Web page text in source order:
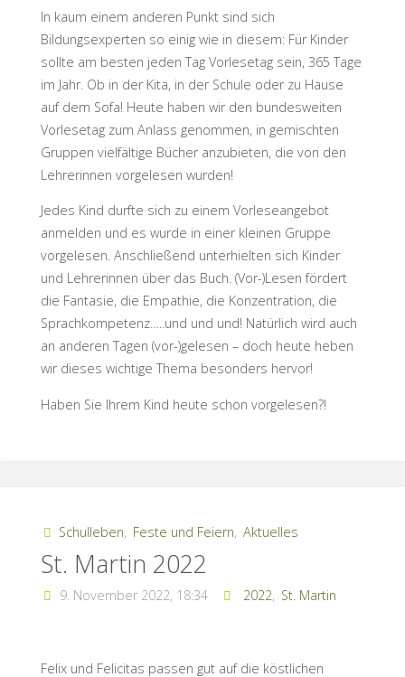
In kaum einem anderen Punkt sind sich
Bildungsexperten so einig wie in diesem: Für Kinder
sollte am besten jeden Tag Vorlesetag sein, 365 Tage
im Jahr. Ob in der Kita, in der Schule oder zu Hause
auf dem Sofa! Heute haben wir den bundesweiten
Vorlesetag zum Anlass genommen, in gemischten
Gruppen vielfältige Bücher anzubieten, die von den
Lehrerinnen vorgelesen wurden!
Jedes Kind durfte sich zu einem Vorleseangebot
anmelden und es wurde in einer kleinen Gruppe
vorgelesen. Anschließend unterhielten sich Kinder
und Lehrerinnen über das Buch. (Vor-)Lesen fördert
die Fantasie, die Empathie, die Konzentration, die
Sprachkompetenz…..und und und! Natürlich wird auch
an anderen Tagen (vor-)gelesen – doch heute heben
wir dieses wichtige Thema besonders hervor!
Haben Sie Ihrem Kind heute schon vorgelesen?!
Schulleben, Feste und Feiern, Aktuelles
St. Martin 2022
9. November 2022, 18:34 2022, St. Martin
Felix und Felicitas passen gut auf die köstlichen